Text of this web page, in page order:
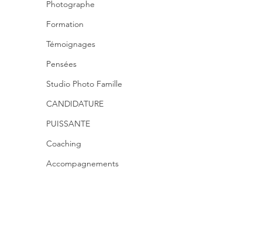
Photographe
Formation
Témoignages
Pensées
Studio Photo Famille
CANDIDATURE
PUISSANTE
Coaching
Accompagnements